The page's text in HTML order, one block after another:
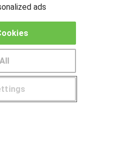
duda? 900 264 357
ads